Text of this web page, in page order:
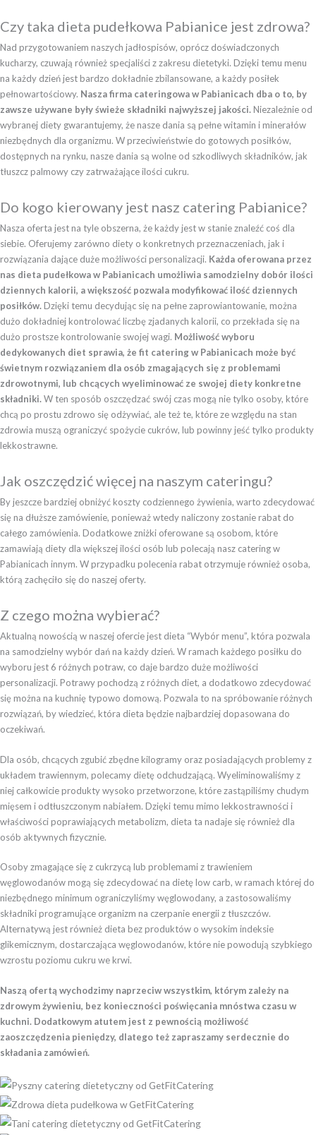
Czy taka dieta pudełkowa Pabianice jest zdrowa?
Nad przygotowaniem naszych jadłospisów, oprócz doświadczonych
kucharzy, czuwają również specjaliści z zakresu dietetyki. Dzięki temu menu
na każdy dzień jest bardzo dokładnie zbilansowane, a każdy posiłek
pełnowartościowy. Nasza firma cateringowa w Pabianicach dba o to, by
zawsze używane były świeże składniki najwyższej jakości.Niezależnie od
wybranej diety gwarantujemy, że nasze dania są pełne witamin i minerałów
niezbędnych dla organizmu. W przeciwieństwie do gotowych posiłków,
dostępnych na rynku, nasze dania są wolne od szkodliwych składników, jak
tłuszcz palmowy czy zatrważające ilości cukru.
Do kogo kierowany jest nasz catering Pabianice?
Nasza oferta jest na tyle obszerna, że każdy jest w stanie znaleźć coś dla
siebie. Oferujemy zarówno diety o konkretnych przeznaczeniach, jak i
rozwiązania dające duże możliwości personalizacji. Każda oferowana przez
nas dieta pudełkowa w Pabianicach umożliwia samodzielny dobór ilości
dziennych kalorii, a większość pozwala modyfikować ilość dziennych
posiłków.Dzięki temu decydując się na pełne zaprowiantowanie, można
dużo dokładniej kontrolować liczbę zjadanych kalorii, co przekłada się na
dużo prostsze kontrolowanie swojej wagi. Możliwość wyboru
dedykowanych diet sprawia, że fit catering w Pabianicach może być
świetnym rozwiązaniem dla osób zmagających się z problemami
zdrowotnymi, lub chcących wyeliminować ze swojej diety konkretne
składniki.W ten sposób oszczędzać swój czas mogą nie tylko osoby, które
chcą po prostu zdrowo się odżywiać, ale też te, które ze względu na stan
zdrowia muszą ograniczyć spożycie cukrów, lub powinny jeść tylko produkty
lekkostrawne.
Jak oszczędzić więcej na naszym cateringu?
By jeszcze bardziej obniżyć koszty codziennego żywienia, warto zdecydować
się na dłuższe zamówienie, ponieważ wtedy naliczony zostanie rabat do
całego zamówienia. Dodatkowe zniżki oferowane są osobom, które
zamawiają diety dla większej ilości osób lub polecają nasz catering w
Pabianicach innym. W przypadku polecenia rabat otrzymuje również osoba,
którą zachęciło się do naszej oferty.
Z czego można wybierać?
Aktualną nowością w naszej ofercie jest dieta “Wybór menu”, która pozwala
na samodzielny wybór dań na każdy dzień. W ramach każdego posiłku do
wyboru jest 6 różnych potraw, co daje bardzo duże możliwości
personalizacji. Potrawy pochodzą z różnych diet, a dodatkowo zdecydować
się można na kuchnię typowo domową. Pozwala to na spróbowanie różnych
rozwiązań, by wiedzieć, która dieta będzie najbardziej dopasowana do
oczekiwań.
Dla osób, chcących zgubić zbędne kilogramy oraz posiadających problemy z
układem trawiennym, polecamy dietę odchudzającą. Wyeliminowaliśmy z
niej całkowicie produkty wysoko przetworzone, które zastąpiliśmy chudym
mięsem i odtłuszczonym nabiałem. Dzięki temu mimo lekkostrawności i
właściwości poprawiających metabolizm, dieta ta nadaje się również dla
osób aktywnych fizycznie.
Osoby zmagające się z cukrzycą lub problemami z trawieniem
węglowodanów mogą się zdecydować na dietę low carb, w ramach której do
niezbędnego minimum ograniczyliśmy węglowodany, a zastosowaliśmy
składniki programujące organizm na czerpanie energii z tłuszczów.
Alternatywą jest również dieta bez produktów o wysokim indeksie
glikemicznym, dostarczająca węglowodanów, które nie powodują szybkiego
wzrostu poziomu cukru we krwi.
Naszą ofertą wychodzimy naprzeciw wszystkim, którym zależy na
zdrowym żywieniu, bez konieczności poświęcania mnóstwa czasu w
kuchni. Dodatkowym atutem jest z pewnością możliwość
zaoszczędzenia pieniędzy, dlatego też zapraszamy serdecznie do
składania zamówień.